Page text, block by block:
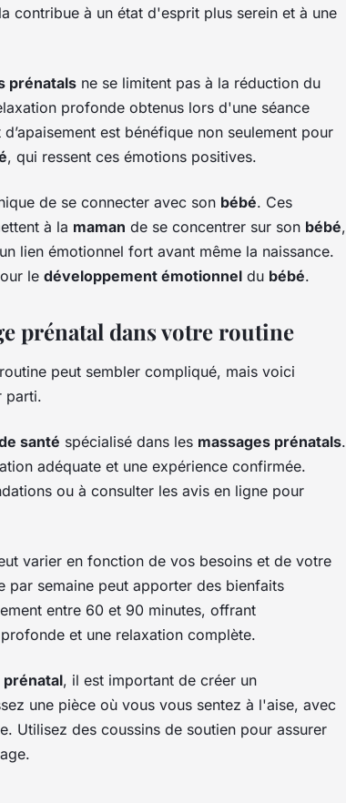
contribue à un état d'esprit plus serein et à une
prénatals ne se limitent pas à la réduction du
profonde obtenus lors d'une séance
est bénéfique non seulement pour
, qui ressent ces émotions positives.
de se connecter avec son bébé. Ces
à la maman de se concentrer sur son bébé,
lien émotionnel fort avant même la naissance.
le développement émotionnel du bébé.
prénatal dans votre routine
peut sembler compliqué, mais voici
parti.
santé spécialisé dans les massages prénatals.
adéquate et une expérience confirmée.
ou à consulter les avis en ligne pour
varier en fonction de vos besoins et de votre
par semaine peut apporter des bienfaits
entre 60 et 90 minutes, offrant
et une relaxation complète.
prénatal, il est important de créer un
une pièce où vous vous sentez à l'aise, avec
Utilisez des coussins de soutien pour assurer